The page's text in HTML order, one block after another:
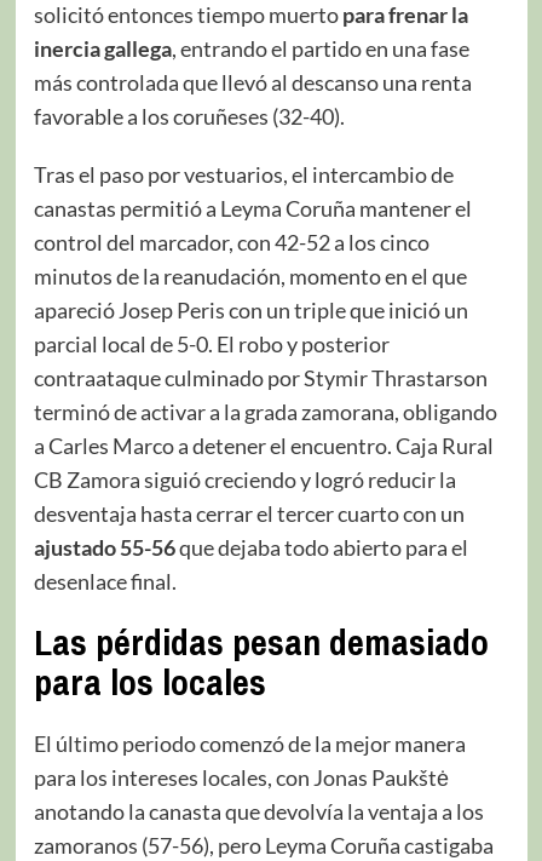
solicitó entonces tiempo muertopara frenar la
inercia gallega, entrando el partido en una fase
más controlada que llevó al descanso una renta
favorable a los coruñeses (32-40).
Tras el paso por vestuarios, el intercambio de
canastas permitió a Leyma Coruña mantener el
control del marcador, con 42-52 a los cinco
minutos de la reanudación, momento en el que
apareció Josep Peris con un triple que inició un
parcial local de 5-0. El robo y posterior
contraataque culminado por Stymir Thrastarson
terminó de activar a la grada zamorana, obligando
a Carles Marco a detener el encuentro. Caja Rural
CB Zamora siguió creciendo y logró reducir la
desventaja hasta cerrar el tercer cuarto con un
ajustado 55-56que dejaba todo abierto para el
desenlace final.
Las pérdidas pesan demasiado
para los locales
El último periodo comenzó de la mejor manera
para los intereses locales, con Jonas Paukštė
anotando la canasta que devolvía la ventaja a los
zamoranos (57-56), pero Leyma Coruña castigaba